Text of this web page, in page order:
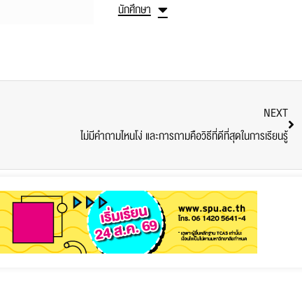
นักศึกษา
NEXT
ไม่มีคำถามไหนโง่ และการถามคือวิธีที่ดีที่สุดในการเรียนรู้